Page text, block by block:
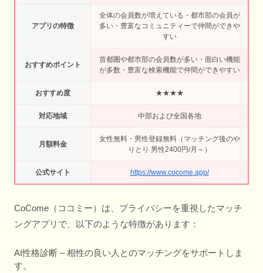
アプリの特徴
全体の会員数が増えている・都市部の会員が
多い・豊富なコミュニティーで仲間ができや
すい
おすすめポイント
首都圏や都市部の会員数が多い・面白い機能
が多数・豊富な検索機能で仲間ができやすい
おすすめ度 ★★★★
対応地域 中部および全国各地
月額料金
女性無料・男性登録無料（マッチング後のや
りとり 男性2400円/月～）
公式サイト https://www.cocome.app/
CoCome（ココミー）は、プライバシーを重視したマッチ
ングアプリで、以下のような特徴があります：
AI性格診断 – 相性の良い人とのマッチングをサポートしま
す。